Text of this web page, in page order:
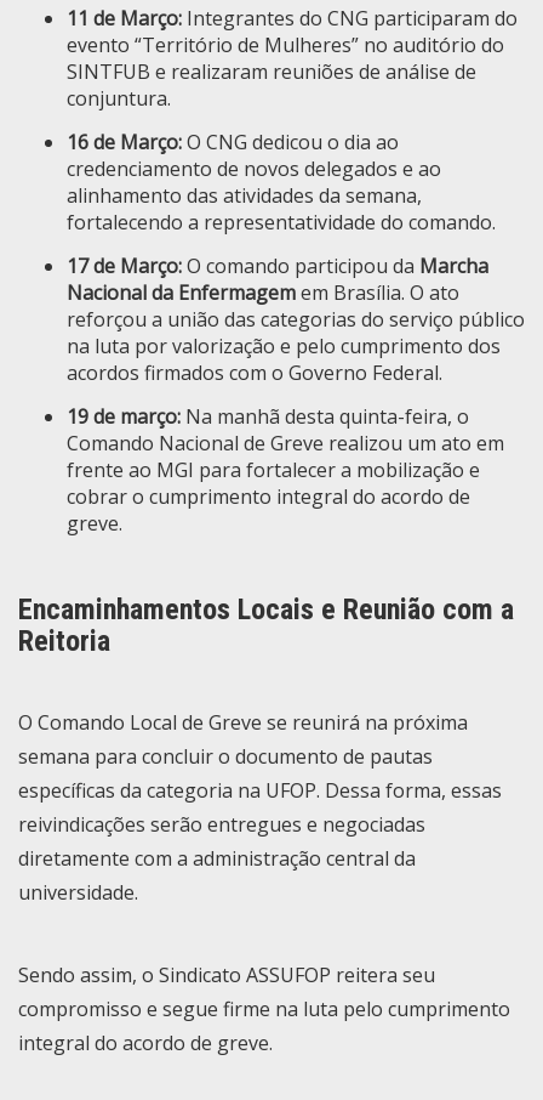
11 de Março: Integrantes do CNG participaram do
evento “Território de Mulheres” no auditório do
SINTFUB e realizaram reuniões de análise de
conjuntura.
16 de Março:O CNG dedicou o dia ao
credenciamento de novos delegados e ao
alinhamento das atividades da semana,
fortalecendo a representatividade do comando.
17 de Março:O comando participou da Marcha
Nacional da Enfermagemem Brasília. O ato
reforçou a união das categorias do serviço público
na luta por valorização e pelo cumprimento dos
acordos firmados com o Governo Federal.
19 de março: Na manhã desta quinta-feira, o
Comando Nacional de Greve realizou um ato em
frente ao MGI para fortalecer a mobilização e
cobrar o cumprimento integral do acordo de
greve.
Encaminhamentos Locais e Reunião com a
Reitoria
O Comando Local de Greve se reunirá na próxima
semana para concluir o documento de pautas
específicas da categoria na UFOP. Dessa forma, essas
reivindicações serão entregues e negociadas
diretamente com a administração central da
universidade.
Sendo assim, o Sindicato ASSUFOP reitera seu
compromisso e segue firme na luta pelo cumprimento
integral do acordo de greve.